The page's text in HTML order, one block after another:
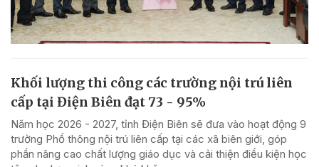
Khối lượng thi công các trường nội trú liên
cấp tại Điện Biên đạt 73 - 95%
Năm học 2026 - 2027, tỉnh Điện Biên sẽ đưa vào hoạt động 9
trường Phổ thông nội trú liên cấp tại các xã biên giới, góp
phần nâng cao chất lượng giáo dục và cải thiện điều kiện học